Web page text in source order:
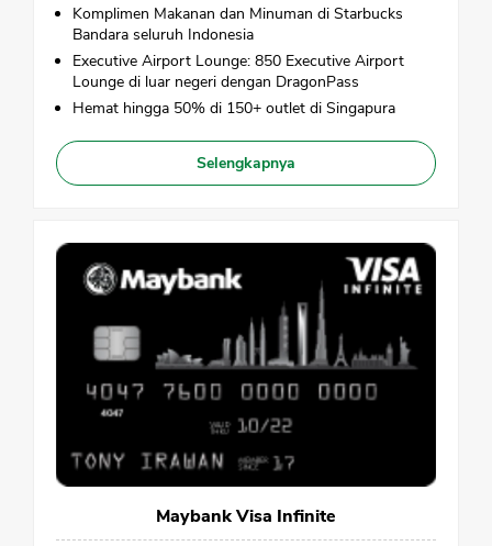
Komplimen Makanan dan Minuman di Starbucks
Bandara seluruh Indonesia
Executive Airport Lounge: 850 Executive Airport
Lounge di luar negeri dengan DragonPass
Hemat hingga 50% di 150+ outlet di Singapura
Selengkapnya
Maybank Visa Infinite